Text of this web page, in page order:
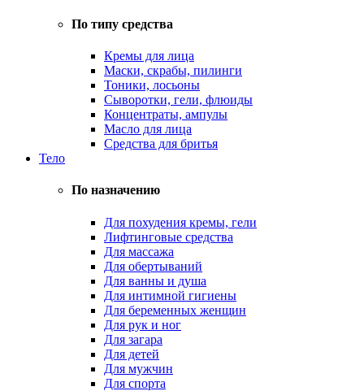
По типу средства
Кремы для лица
Маски, скрабы, пилинги
Тоники, лосьоны
Сыворотки, гели, флюиды
Концентраты, ампулы
Масло для лица
Средства для бритья
Тело
По назначению
Для похудения кремы, гели
Лифтинговые средства
Для массажа
Для обертываний
Для ванны и душа
Для интимной гигиены
Для беременных женщин
Для рук и ног
Для загара
Для детей
Для мужчин
Для спорта